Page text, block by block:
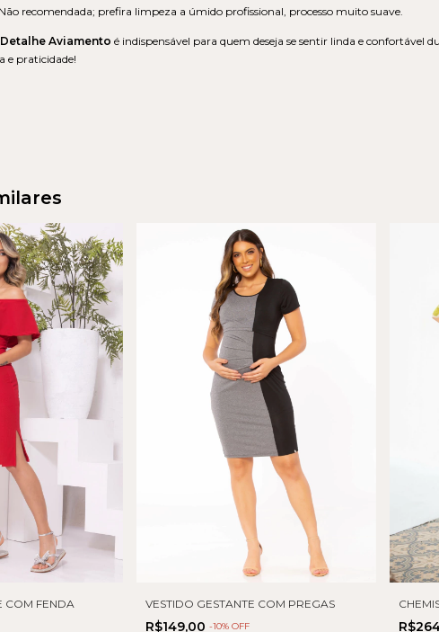
Não recomendada; prefira limpeza a úmido profissional, processo muito suave.
Aviamento é indispensável para quem deseja se sentir linda e confortável
e praticidade!
COM FENDA
VESTIDO GESTANTE COM PREGAS
R$149,00-10% OFF